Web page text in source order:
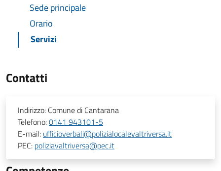
Sede principale
Orario
Servizi
Contatti
Indirizzo: Comune di Cantarana
Telefono:0141 943101-5
E-mail: ufficioverbali@polizialocalevaltriversa.it
PEC: poliziavaltriversa@pec.it